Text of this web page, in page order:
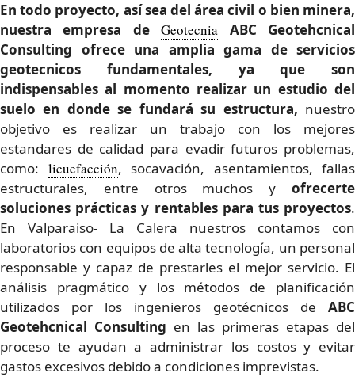
En todo proyecto, así sea del área civil o bien minera,
nuestra empresa deGeotecnia ABC Geotehcnical
Consulting ofrece una amplia gama de servicios
geotecnicos fundamentales, ya que son
indispensables al momento realizar un estudio del
suelo en donde se fundará su estructura, nuestro
objetivo es realizar un trabajo con los mejores
estandares de calidad para evadir futuros problemas,
como: licuefacción, socavación, asentamientos, fallas
estructurales, entre otros muchos y ofrecerte
soluciones prácticas y rentables para tus proyectos.
En Valparaiso- La Calera nuestros contamos con
laboratorios con equipos de alta tecnología, un personal
responsable y capaz de prestarles el mejor servicio. El
análisis pragmático y los métodos de planificación
utilizados por los ingenieros geotécnicos de ABC
Geotehcnical Consulting en las primeras etapas del
proceso te ayudan a administrar los costos y evitar
gastos excesivos debido a condiciones imprevistas.